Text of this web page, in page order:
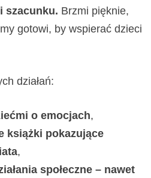
szacunku. Brzmi pięknie,
gotowi, by wspierać dzieci
działań:
o emocjach,
książki pokazujące
,
społeczne – nawet